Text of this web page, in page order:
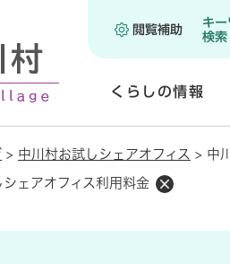
閲覧補助
キー
検索
くらしの情報
く
> 中川村お試しシェアオフィス > 中
ェアオフィス利用料金